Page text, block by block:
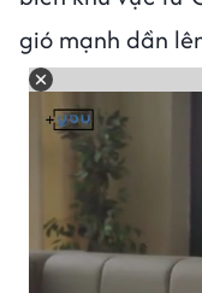
gió mạnh dần